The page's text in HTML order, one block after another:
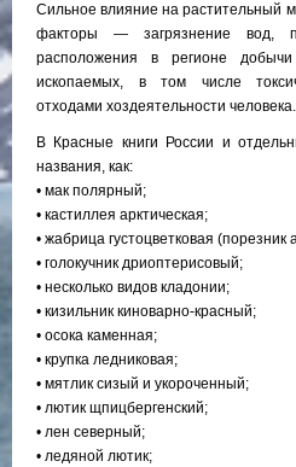
Сильное влияние на растительный
факторы — загрязнение вод,
расположения в регионе
ископаемых, в том числе
отходами хоздеятельности человека.
В Красные книги России и
названия, как:
• мак полярный;
• кастиллея арктическая;
• жабрица густоцветковая (порезник
• голокучник дриоптерисовый;
• несколько видов кладонии;
• кизильник киноварно-красный;
• осока каменная;
• крупка ледниковая;
• мятлик сизый и укороченный;
• лютик щпицбергенский;
• лен северный;
• ледяной лютик;